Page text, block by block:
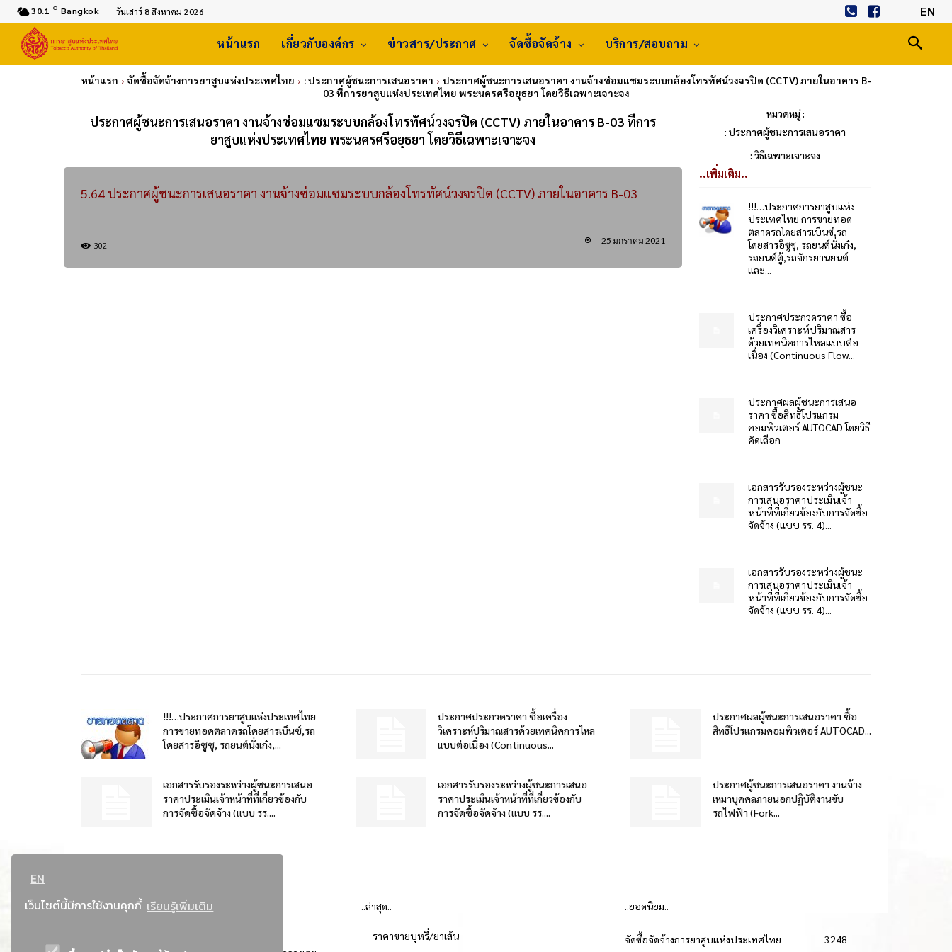
EN
เว็บไซต์นี้มีการใช้งานคุกกี้ เรียนรู้เพิ่มเติม
30.1 C Bangkok วันเสาร์ 8 สิงหาคม 2026 EN
หน้าแรก เกี่ยวกับองค์กร ข่าวสาร/ประกาศ จัดซื้อจัดจ้าง บริการ/สอบถาม
หน้าแรก จัดซื้อจัดจ้างการยาสูบแห่งประเทศไทย : ประกาศผู้ชนะการเสนอราคา
ประกาศผู้ชนะการเสนอราคา งานจ้างซ่อมแซมระบบกล้องโทรทัศน์วงจรปิด (CCTV) ภายในอาคาร B-
03 ที่การยาสูบแห่งประเทศไทย พระนครศรีอยุธยา โดยวิธีเฉพาะเจาะจง
ประกาศผู้ชนะการเสนอราคา งานจ้างซ่อมแซมระบบกล้องโทรทัศน์วงจรปิด (CCTV) ภายในอาคาร B-03 ที่การ
ยาสูบแห่งประเทศไทย พระนครศรีอยุธยา โดยวิธีเฉพาะเจาะจง
หมวดหมู่ :
: ประกาศผู้ชนะการเสนอราคา
: วิธีเฉพาะเจาะจง
5.64 ประกาศผู้ชนะการเสนอราคา งานจ้างซ่อมแซมระบบกล้องโทรทัศน์วงจรปิด (CCTV) ภายในอาคาร B-03
302 25 มกราคม 2021
..เพิ่มเติม..
!!!…ประกาศการยาสูบแห่ง
ประเทศไทย การขายทอด
ตลาดรถโดยสารเบ็นซ์,รถ
โดยสารอีซูซุ, รถยนต์นั่งเก๋ง,
รถยนต์ตู้,รถจักรยานยนต์
และ...
ประกาศประกวดราคา ซื้อ
เครื่องวิเคราะห์ปริมาณสาร
ด้วยเทคนิคการไหลแบบต่อ
เนื่อง (Continuous Flow...
ประกาศผลผู้ชนะการเสนอ
ราคา ซื้อสิทธิโปรแกรม
คอมพิวเตอร์ AUTOCAD โดยวิธี
คัดเลือก
เอกสารรับรองระหว่างผู้ชนะ
การเสนอราคาประเมินเจ้า
หน้าที่ที่เกี่ยวข้องกับการจัดซื้อ
จัดจ้าง (แบบ รร. 4)...
เอกสารรับรองระหว่างผู้ชนะ
การเสนอราคาประเมินเจ้า
หน้าที่ที่เกี่ยวข้องกับการจัดซื้อ
จัดจ้าง (แบบ รร. 4)...
!!!…ประกาศการยาสูบแห่งประเทศไทย
การขายทอดตลาดรถโดยสารเบ็นซ์,รถ
โดยสารอีซูซุ, รถยนต์นั่งเก๋ง,...
ประกาศประกวดราคา ซื้อเครื่อง
วิเคราะห์ปริมาณสารด้วยเทคนิคการไหล
แบบต่อเนื่อง (Continuous...
ประกาศผลผู้ชนะการเสนอราคา ซื้อ
สิทธิโปรแกรมคอมพิวเตอร์ AUTOCAD...
เอกสารรับรองระหว่างผู้ชนะการเสนอ
ราคาประเมินเจ้าหน้าที่ที่เกี่ยวข้องกับ
การจัดซื้อจัดจ้าง (แบบ รร....
เอกสารรับรองระหว่างผู้ชนะการเสนอ
ราคาประเมินเจ้าหน้าที่ที่เกี่ยวข้องกับ
การจัดซื้อจัดจ้าง (แบบ รร....
ประกาศผู้ชนะการเสนอราคา งานจ้าง
เหมาบุคคลภายนอกปฏิบัติงานขับ
รถไฟฟ้า (Fork...
..ล่าสุด..
ราคาขายบุหรี่/ยาเส้น
..ยอดนิยม..
จัดซื้อจัดจ้างการยาสูบแห่งประเทศไทย 3248